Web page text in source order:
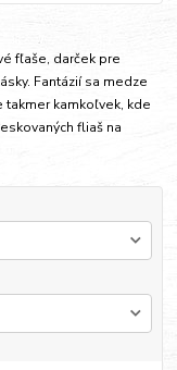
fľaše, darček pre
Fantázií sa medze
kamkoľvek, kde
fliaš na